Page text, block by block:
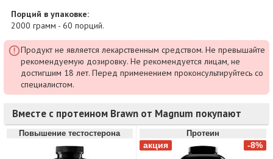
Порций в упаковке:
2000 грамм - 60 порций.
Продукт не является лекарственным средством. Не превышайте
рекомендуемую дозировку. Не рекомендуется лицам, не
достигшим 18 лет. Перед применением проконсультируйтесь со
специалистом.
Вместе с протеином Brawn от Magnum покупают
Повышение тестостерона Протеин